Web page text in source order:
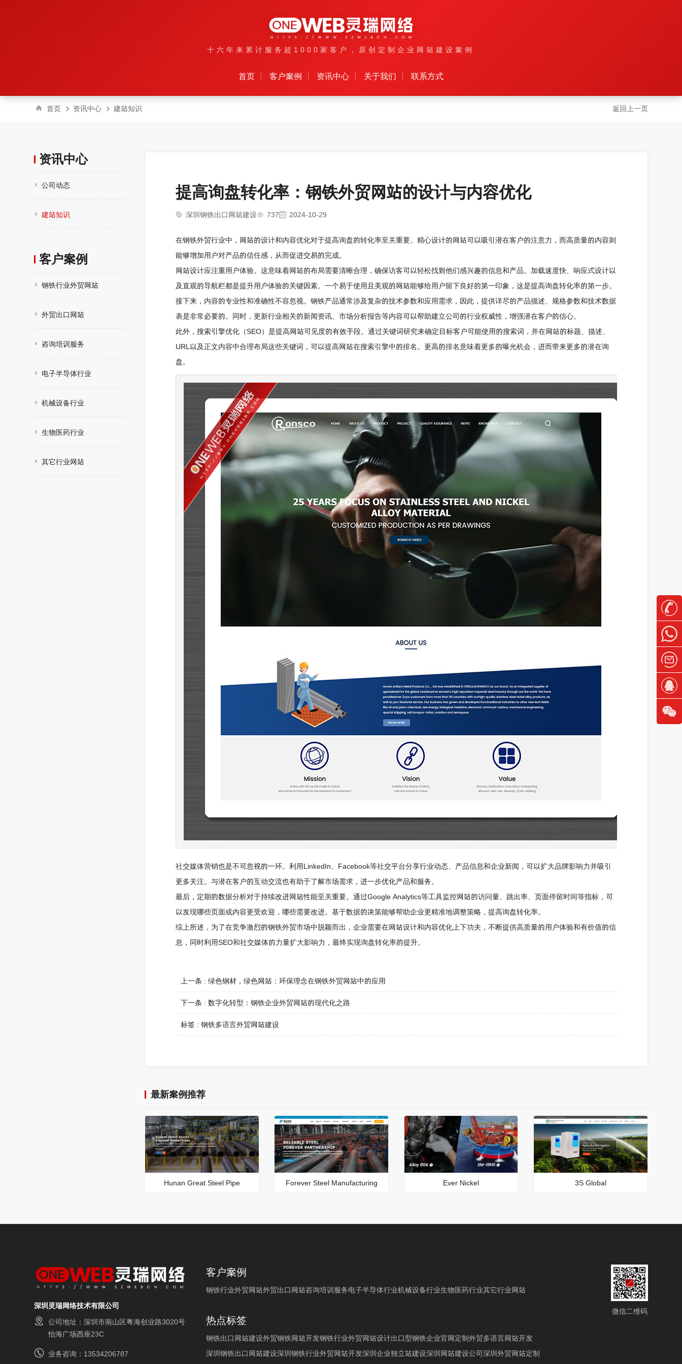
十六年来累计服务超1000家客户，原创定制企业网站建设案例
首页 客户案例 资讯中心 关于我们 联系方式
返回上一页
首页 资讯中心 建站知识
资讯中心
公司动态
建站知识
客户案例
钢铁行业外贸网站
外贸出口网站
咨询培训服务
电子半导体行业
机械设备行业
生物医药行业
其它行业网站
提高询盘转化率：钢铁外贸网站的设计与内容优化
深圳钢铁出口网站建设 737 2024-10-29
在钢铁外贸行业中，网站的设计和内容优化对于提高询盘的转化率至关重要。精心设计的网站可以吸引潜在客户的注意力，而高质量的内容则
能够增加用户对产品的信任感，从而促进交易的完成。
网站设计应注重用户体验。这意味着网站的布局需要清晰合理，确保访客可以轻松找到他们感兴趣的信息和产品。加载速度快、响应式设计以
及直观的导航栏都是提升用户体验的关键因素。一个易于使用且美观的网站能够给用户留下良好的第一印象，这是提高询盘转化率的第一步。
接下来，内容的专业性和准确性不容忽视。钢铁产品通常涉及复杂的技术参数和应用需求，因此，提供详尽的产品描述、规格参数和技术数据
表是非常必要的。同时，更新行业相关的新闻资讯、市场分析报告等内容可以帮助建立公司的行业权威性，增强潜在客户的信心。
此外，搜索引擎优化（SEO）是提高网站可见度的有效手段。通过关键词研究来确定目标客户可能使用的搜索词，并在网站的标题、描述、
URL以及正文内容中合理布局这些关键词，可以提高网站在搜索引擎中的排名。更高的排名意味着更多的曝光机会，进而带来更多的潜在询
盘。
社交媒体营销也是不可忽视的一环。利用LinkedIn、Facebook等社交平台分享行业动态、产品信息和企业新闻，可以扩大品牌影响力并吸引
更多关注。与潜在客户的互动交流也有助于了解市场需求，进一步优化产品和服务。
最后，定期的数据分析对于持续改进网站性能至关重要。通过Google Analytics等工具监控网站的访问量、跳出率、页面停留时间等指标，可
以发现哪些页面或内容更受欢迎，哪些需要改进。基于数据的决策能够帮助企业更精准地调整策略，提高询盘转化率。
综上所述，为了在竞争激烈的钢铁外贸市场中脱颖而出，企业需要在网站设计和内容优化上下功夫，不断提供高质量的用户体验和有价值的信
息，同时利用SEO和社交媒体的力量扩大影响力，最终实现询盘转化率的提升。
上一条 : 绿色钢材，绿色网站：环保理念在钢铁外贸网站中的应用
下一条 : 数字化转型：钢铁企业外贸网站的现代化之路
标签 : 钢铁多语言外贸网站建设
最新案例推荐
Hunan Great Steel Pipe Forever Steel Manufacturing Ever Nickel 3S Global
深圳灵瑞网络技术有限公司
公司地址：深圳市南山区粤海创业路3020号
怡海广场西座23C
业务咨询：13534206787
客户案例
钢铁行业外贸网站外贸出口网站咨询培训服务电子半导体行业机械设备行业生物医药行业其它行业网站
热点标签
钢铁出口网站建设外贸钢铁网站开发钢铁行业外贸网站设计出口型钢铁企业官网定制外贸多语言网站开发
深圳钢铁出口网站建设深圳钢铁行业外贸网站开发深圳企业独立站建设深圳网站建设公司深圳外贸网站定制
微信二维码